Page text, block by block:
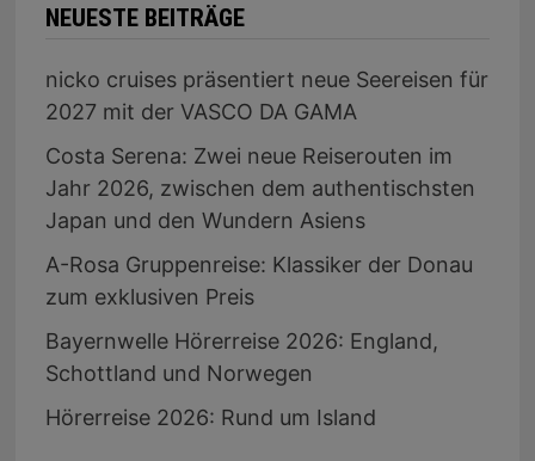
NEUESTE BEITRÄGE
nicko cruises präsentiert neue Seereisen für
2027 mit der VASCO DA GAMA
Costa Serena: Zwei neue Reiserouten im
Jahr 2026, zwischen dem authentischsten
Japan und den Wundern Asiens
A-Rosa Gruppenreise: Klassiker der Donau
zum exklusiven Preis
Bayernwelle Hörerreise 2026: England,
Schottland und Norwegen
Hörerreise 2026: Rund um Island